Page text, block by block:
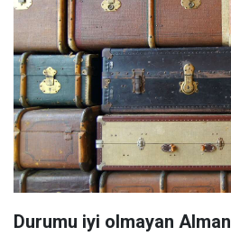
Durumu iyi olmayan